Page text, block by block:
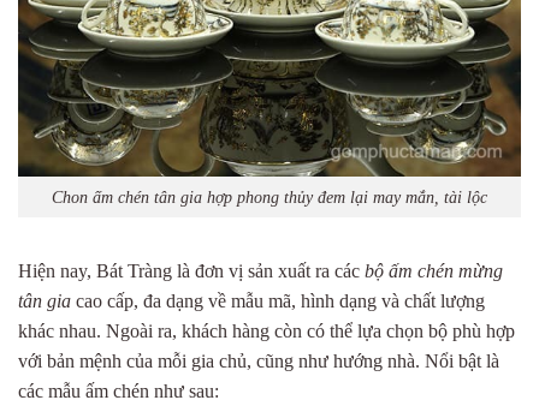
Chon ấm chén tân gia hợp phong thủy đem lại may mắn, tài lộc
Hiện nay, Bát Tràng là đơn vị sản xuất ra các bộ ấm chén mừng
tân gia cao cấp, đa dạng về mẫu mã, hình dạng và chất lượng
khác nhau. Ngoài ra, khách hàng còn có thể lựa chọn bộ phù hợp
với bản mệnh của mỗi gia chủ, cũng như hướng nhà. Nổi bật là
các mẫu ấm chén như sau: